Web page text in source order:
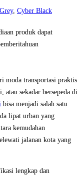
, Cyber Black
produk dapat
moda transportasi praktis
sekadar bersepeda di
bisa menjadi salah satu
lipat urban yang
kemudahan
jalanan kota yang
lengkap dan